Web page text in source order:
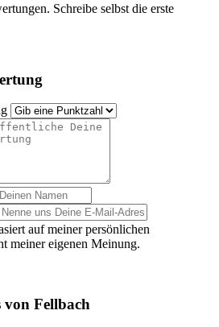
Schreibe selbst die erste
auf meiner persönlichen
meiner eigenen Meinung.
Fellbach